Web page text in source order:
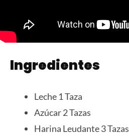
Ingredientes
Leche 1 Taza
Azúcar 2 Tazas
Harina Leudante 3 Tazas